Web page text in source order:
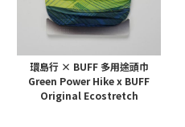
環島行 × BUFF 多用途頭巾
Green Power Hike x BUFF
Original Ecostretch